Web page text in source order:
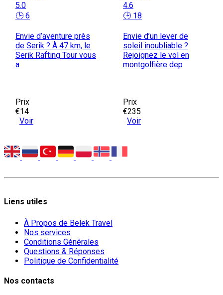
5.0
🕒 6
Envie d’aventure près
de Serik ? À 47 km, le
Serik Rafting Tour vous
a
Prix
€14
Voir
4.6
🕒 18
Envie d’un lever de
soleil inoubliable ?
Rejoignez le vol en
montgolfière dep
Prix
€235
Voir
Liens utiles
À Propos de Belek Travel
Nos services
Conditions Générales
Questions & Réponses
Politique de Confidentialité
Nos contacts